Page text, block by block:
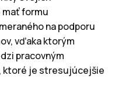
mať formu
na podporu
vďaka ktorým
pracovným
ktoré je stresujúcejšie